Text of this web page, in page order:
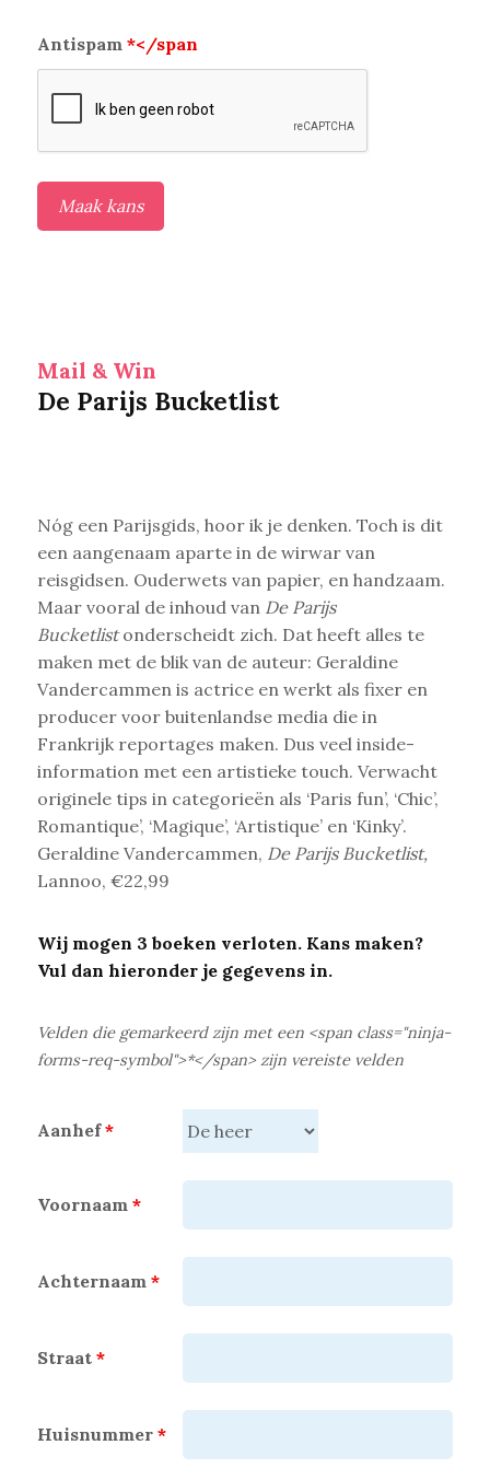
Antispam *</span
Mail & Win
De Parijs Bucketlist
Nóg een Parijsgids, hoor ik je denken. Toch is dit
een aangenaam aparte in de wirwar van
reisgidsen. Ouderwets van papier, en handzaam.
Maar vooral de inhoud van De Parijs
Bucketlistonderscheidt zich. Dat heeft alles te
maken met de blik van de auteur: Geraldine
Vandercammen is actrice en werkt als fixer en
producer voor buitenlandse media die in
Frankrijk reportages maken. Dus veel inside-
information met een artistieke touch. Verwacht
originele tips in categorieën als ‘Paris fun’, ‘Chic’,
Romantique’, ‘Magique’, ‘Artistique’ en ‘Kinky’.
Geraldine Vandercammen, De Parijs Bucketlist,
Lannoo, €22,99
Wij mogen 3 boeken verloten. Kans maken?
Vul dan hieronder je gegevens in.
Velden die gemarkeerd zijn met een <span class="ninja-
forms-req-symbol">*</span> zijn vereiste velden
Aanhef*
Voornaam *
Achternaam *
Straat *
Huisnummer *